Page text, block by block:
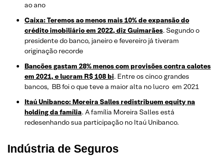
ao ano
Caixa: Teremos ao menos mais 10% de expansão do
crédito imobiliário em 2022, diz Guimarães. Segundo o
presidente do banco, janeiro e fevereiro já tiveram
originação recorde
Bancões gastam 28% menos com provisões contra calotes
em 2021, e lucram R$ 108 bi. Entre os cinco grandes
bancos, BB foi o que teve a maior alta no lucro em 2021
Itaú Unibanco: Moreira Salles redistribuem equity na
holding da família. A família Moreira Salles está
redesenhando sua participação no Itaú Unibanco.
Indústria de Seguros